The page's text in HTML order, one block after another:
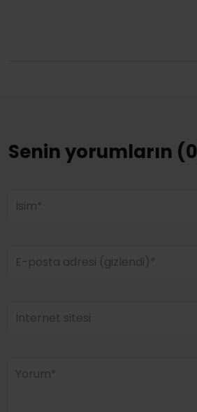
Senin yorumların
İsim*
E-posta adresi (gizlendi)*
İnternet sitesi
Yorum*